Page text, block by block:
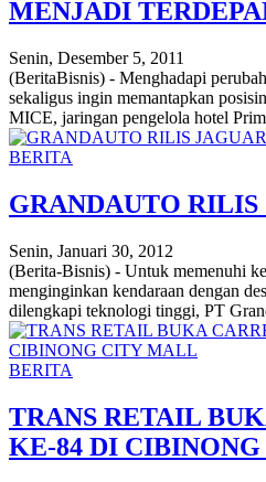
MENJADI
Senin, Desember 5, 2011
(BeritaBisnis) - Menghadapi
sekaligus ingin memantapkan
MICE, jaringan pengelola hotel
BERITA
GRANDAUTO RILIS
Senin, Januari 30, 2012
(Berita-Bisnis) - Untuk memenuhi
menginginkan kendaraan dengan
dilengkapi teknologi tinggi, PT
BERITA
TRANS RETAIL
KE-84 DI